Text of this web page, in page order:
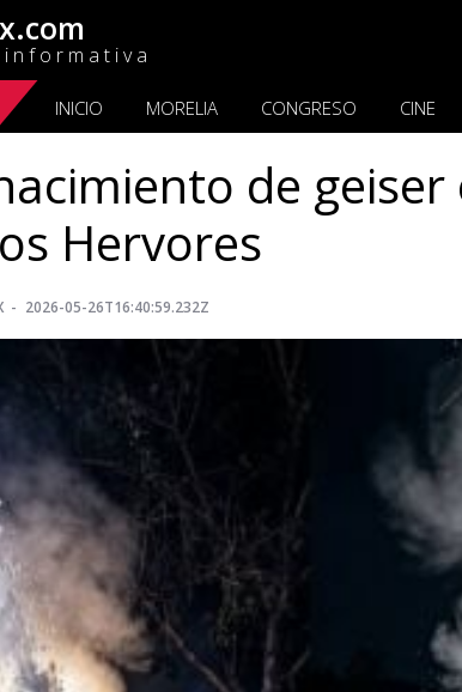
INICIO MORELIA CONGRESO CINE
de geiser
Hervores
2026-05-26T16:40:59.232Z